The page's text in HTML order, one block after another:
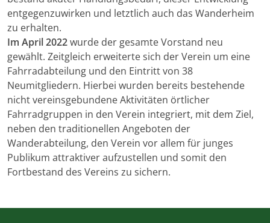
entgegenzuwirken und letztlich auch das Wanderheim
zu erhalten.
Im April 2022wurde der gesamte Vorstand neu
gewählt. Zeitgleich erweiterte sich der Verein um eine
Fahrradabteilung und den Eintritt von 38
Neumitgliedern. Hierbei wurden bereits bestehende
nicht vereinsgebundene Aktivitäten örtlicher
Fahrradgruppen in den Verein integriert, mit dem Ziel,
neben den traditionellen Angeboten der
Wanderabteilung, den Verein vor allem für junges
Publikum attraktiver aufzustellen und somit den
Fortbestand des Vereins zu sichern.